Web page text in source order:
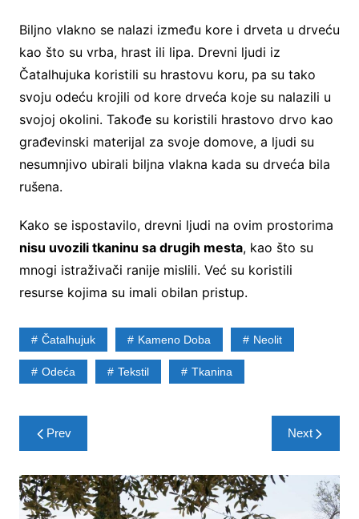
Biljno vlakno se nalazi između kore i drveta u drveću
kao što su vrba, hrast ili lipa. Drevni ljudi iz
Čatalhujuka koristili su hrastovu koru, pa su tako
svoju odeću krojili od kore drveća koje su nalazili u
svojoj okolini. Takođe su koristili hrastovo drvo kao
građevinski materijal za svoje domove, a ljudi su
nesumnjivo ubirali biljna vlakna kada su drveća bila
rušena.
Kako se ispostavilo, drevni ljudi na ovim prostorima
nisu uvozili tkaninu sa drugih mesta, kao što su
mnogi istraživači ranije mislili. Već su koristili
resurse kojima su imali obilan pristup.
Čatalhujuk Kameno Doba Neolit
Odeća Tekstil Tkanina
Post
navigation
Prev Next